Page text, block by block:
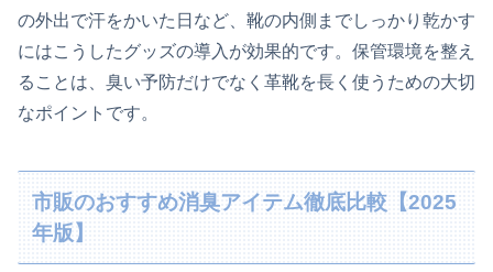
の外出で汗をかいた日など、靴の内側までしっかり乾かす
にはこうしたグッズの導入が効果的です。保管環境を整え
ることは、臭い予防だけでなく革靴を長く使うための大切
なポイントです。
市販のおすすめ消臭アイテム徹底比較【2025
年版】